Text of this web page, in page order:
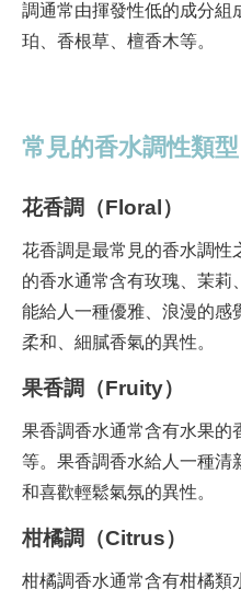
調通常由揮發性低的成分組
珀、香根草、檀香木等。
常見的香水調性類型
花香調（Floral）
花香調是最常見的香水調性
的香水通常含有玫瑰、茉莉
能給人一種優雅、浪漫的感
柔和、細膩香氣的異性。
果香調（Fruity）
果香調香水通常含有水果的
等。果香調香水給人一種清
和喜歡輕鬆氣氛的異性。
柑橘調（Citrus）
柑橘調香水通常含有柑橘類